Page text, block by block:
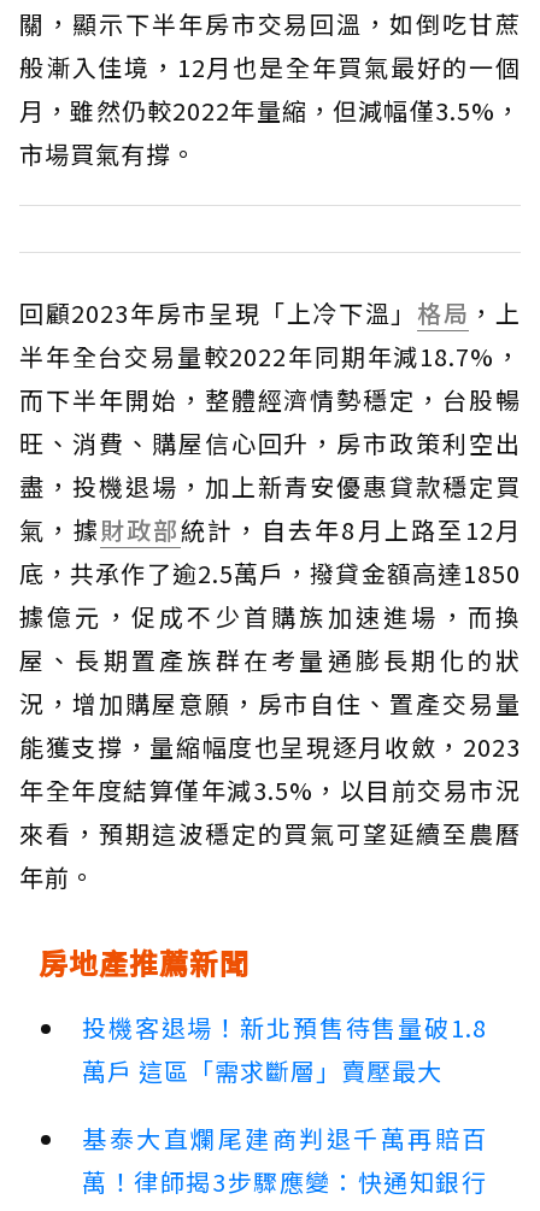
關，顯示下半年房市交易回溫，如倒吃甘蔗
般漸入佳境，12月也是全年買氣最好的一個
月，雖然仍較2022年量縮，但減幅僅3.5%，
市場買氣有撐。
回顧2023年房市呈現「上冷下溫」 格局 ，上
半年全台交易量較2022年同期年減18.7%，
而下半年開始，整體經濟情勢穩定，台股暢
旺、消費、購屋信心回升，房市政策利空出
盡，投機退場，加上新青安優惠貸款穩定買
氣，據財政部統計，自去年8月上路至12月
底，共承作了逾2.5萬戶，撥貸金額高達1850
據億元，促成不少首購族加速進場，而換
屋、長期置產族群在考量通膨長期化的狀
況，增加購屋意願，房市自住、置產交易量
能獲支撐，量縮幅度也呈現逐月收斂，2023
年全年度結算僅年減3.5%，以目前交易市況
來看，預期這波穩定的買氣可望延續至農曆
年前。
房地產推薦新聞
投機客退場！新北預售待售量破1.8
萬戶 這區「需求斷層」賣壓最大
基泰大直爛尾建商判退千萬再賠百
萬！律師揭3步驟應變：快通知銀行